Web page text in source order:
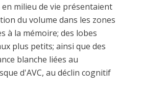
milieu de vie présentaient
du volume dans les zones
à la mémoire; des lobes
plus petits; ainsi que des
blanche liées au
d'AVC, au déclin cognitif